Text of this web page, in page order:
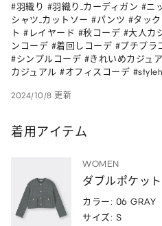
#羽織り #羽織り_カーディガン #ニ
シャツ_カットソー #パンツ #タッ
ト #レイヤード #秋コーデ #大人カ
ンコーデ #着回しコーデ #プチプ
#シンプルコーデ #きれいめカジュ
カジュアル #オフィスコーデ
2024/10/8 更新
着用アイテム
WOMEN
ダブルポケッ
カラー: 06 GRAY
サイズ: S